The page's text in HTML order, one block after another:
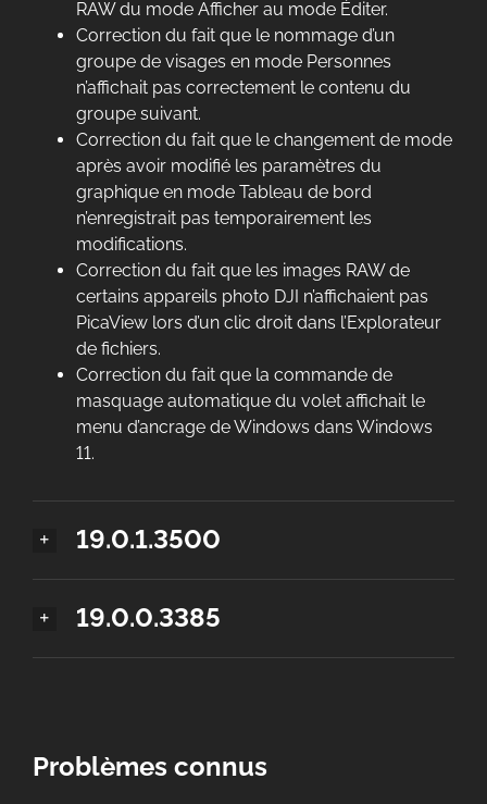
RAW du mode Afficher au mode Éditer.
Correction du fait que le nommage d’un
groupe de visages en mode Personnes
n’affichait pas correctement le contenu du
groupe suivant.
Correction du fait que le changement de mode
après avoir modifié les paramètres du
graphique en mode Tableau de bord
n’enregistrait pas temporairement les
modifications.
Correction du fait que les images RAW de
certains appareils photo DJI n’affichaient pas
PicaView lors d’un clic droit dans l’Explorateur
de fichiers.
Correction du fait que la commande de
masquage automatique du volet affichait le
menu d’ancrage de Windows dans Windows
11.
19.0.1.3500
19.0.0.3385
Problèmes connus